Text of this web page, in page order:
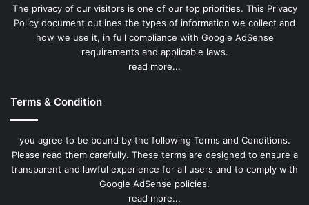
The privacy of our visitors is one of our top priorities. This Privacy
Policy document outlines the types of information we collect and
how we use it, in full compliance with Google AdSense
requirements and applicable laws.
read more...
Terms & Condition
you agree to be bound by the following Terms and Conditions.
Please read them carefully. These terms are designed to ensure a
transparent and lawful experience for all users and to comply with
Google AdSense policies.
read more...